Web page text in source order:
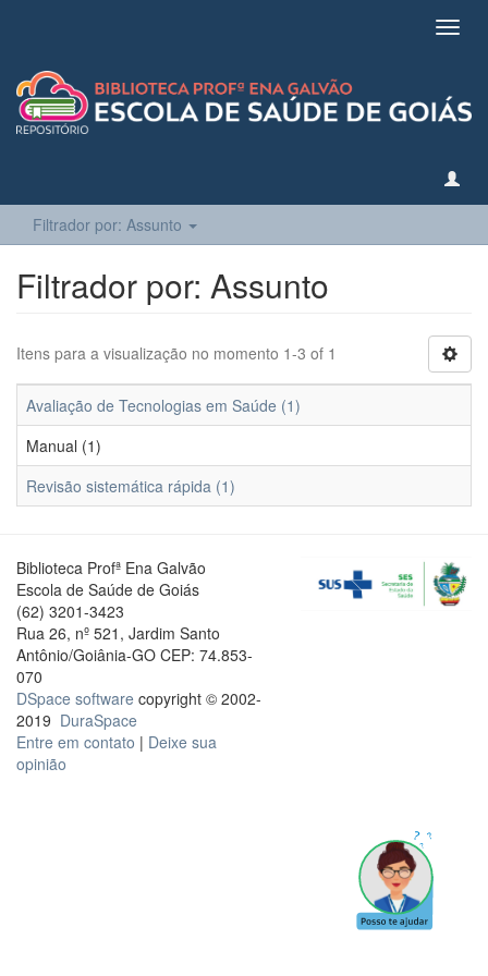
Filtrador por: Assunto
Filtrador por: Assunto
Itens para a visualização no momento 1-3 of 1
Avaliação de Tecnologias em Saúde (1)
Manual (1)
Revisão sistemática rápida (1)
Biblioteca Profª Ena Galvão
Escola de Saúde de Goiás
(62) 3201-3423
Rua 26, nº 521, Jardim Santo
Antônio/Goiânia-GO CEP: 74.853-
070
DSpace software copyright © 2002-
2019 DuraSpace
Entre em contato | Deixe sua
opinião